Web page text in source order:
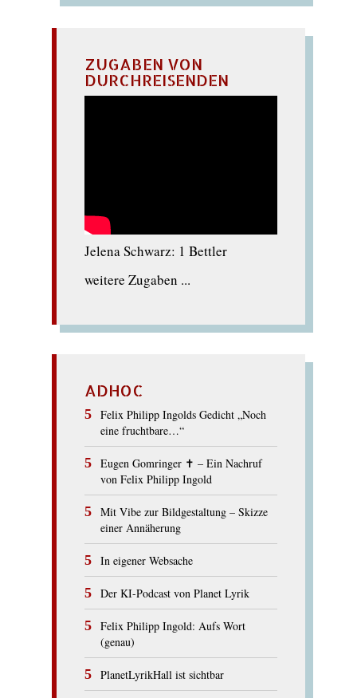
ZUGABEN VON
DURCHREISENDEN
Jelena Schwarz: 1 Bettler
weitere Zugaben ...
ADHOC
Felix Philipp Ingolds Gedicht „Noch
eine fruchtbare…“
Eugen Gomringer ✝︎ – Ein Nachruf
von Felix Philipp Ingold
Mit Vibe zur Bildgestaltung – Skizze
einer Annäherung
In eigener Websache
Der KI-Podcast von Planet Lyrik
Felix Philipp Ingold: Aufs Wort
(genau)
PlanetLyrikHall ist sichtbar